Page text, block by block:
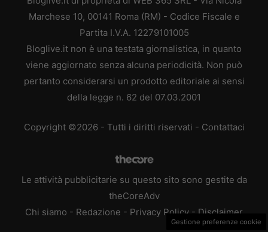
Marchese 10, 00141 Roma (RM) - Codice Fiscale e
Partita I.V.A. 12279101005
Bloglive.it non è una testata giornalistica, in quanto
viene aggiornato senza alcuna periodicità. Non può
pertanto considerarsi un prodotto editoriale ai sensi
della legge n. 62 del 07.03.2001
Copyright ©2026 - Tutti i diritti riservati - Contattaci
Le attività pubblicitarie su questo sito sono gestite da
theCoreAdv
Chi siamo - Redazione - Privacy Policy - Disclaimer
Gestione preferenze cookie